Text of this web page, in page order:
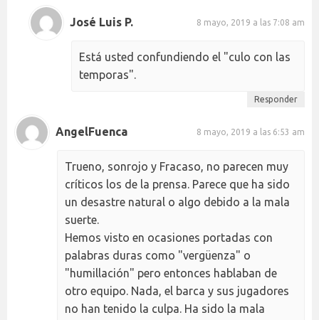
José Luis P. 8 mayo, 2019 a las 7:08 am
Está usted confundiendo el "culo con las
temporas".
Responder
AngelFuenca 8 mayo, 2019 a las 6:53 am
Trueno, sonrojo y Fracaso, no parecen muy
críticos los de la prensa. Parece que ha sido
un desastre natural o algo debido a la mala
suerte.
Hemos visto en ocasiones portadas con
palabras duras como "vergüenza" o
"humillación" pero entonces hablaban de
otro equipo. Nada, el barca y sus jugadores
no han tenido la culpa. Ha sido la mala